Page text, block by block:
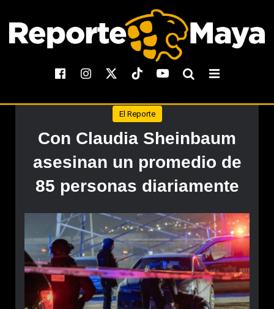
El Reporte
Con Claudia Sheinbaum
asesinan un promedio de
85 personas diariamente